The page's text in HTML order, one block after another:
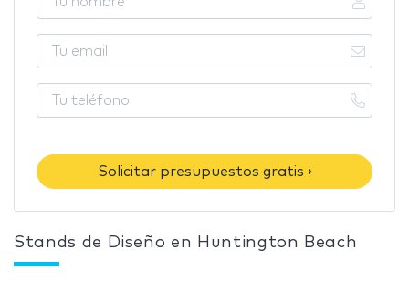
Solicitar presupuestos gratis ›
Stands de Diseño en Huntington Beach